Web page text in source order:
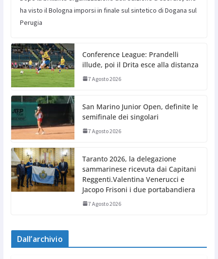
ha visto il Bologna imporsi in finale sul sintetico di Dogana sul
Perugia
Conference League: Prandelli
illude, poi il Drita esce alla distanza
7 Agosto 2026
San Marino Junior Open, definite le
semifinale dei singolari
7 Agosto 2026
Taranto 2026, la delegazione
sammarinese ricevuta dai Capitani
Reggenti.Valentina Venerucci e
Jacopo Frisoni i due portabandiera
7 Agosto 2026
Dall’archivio